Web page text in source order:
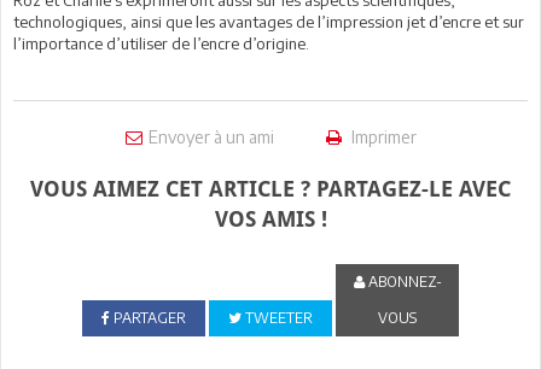
technologiques, ainsi que les avantages de l’impression jet d’encre et sur
l’importance d’utiliser de l’encre d’origine.
Envoyer à un ami Imprimer
VOUS AIMEZ CET ARTICLE ? PARTAGEZ-LE AVEC
VOS AMIS !
PARTAGER TWEETER
ABONNEZ-
VOUS